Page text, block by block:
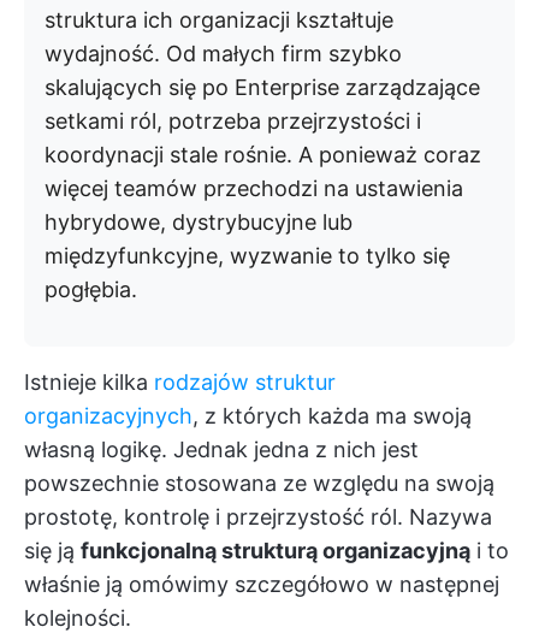
struktura ich organizacji kształtuje
wydajność. Od małych firm szybko
skalujących się po Enterprise zarządzające
setkami ról, potrzeba przejrzystości i
koordynacji stale rośnie. A ponieważ coraz
więcej teamów przechodzi na ustawienia
hybrydowe, dystrybucyjne lub
międzyfunkcyjne, wyzwanie to tylko się
pogłębia.
Istnieje kilka rodzajów struktur
organizacyjnych, z których każda ma swoją
własną logikę. Jednak jedna z nich jest
powszechnie stosowana ze względu na swoją
prostotę, kontrolę i przejrzystość ról. Nazywa
się ją funkcjonalną strukturą organizacyjną i to
właśnie ją omówimy szczegółowo w następnej
kolejności.